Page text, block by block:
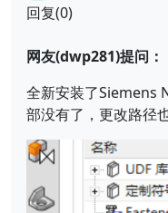
回复(0)
网友(dwp281)提问：
全新安装了Siemens
部没有了，更改路径